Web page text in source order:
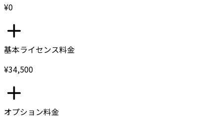
¥0
基本ライセンス料金
¥34,500
オプション料金